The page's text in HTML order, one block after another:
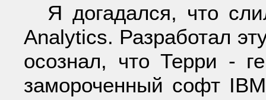
Я догадался, что
Analytics. Разработал
осознал, что Терри -
замороченный софт